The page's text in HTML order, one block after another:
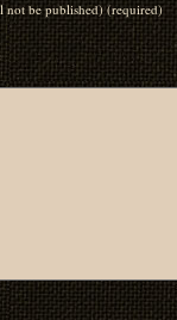
be published) (required)